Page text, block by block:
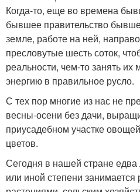
Когда-то, еще во времена
бывшее правительство
земле, работе на ней,
пресловутые шесть соток,
реальности, чем-то занять
энергию в правильное русло.
С тех пор многие из нас не
весны-осени без дачи,
приусадебном участке
цветов.
Сегодня в нашей стране
или иной степени занимается